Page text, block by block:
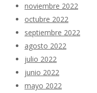
noviembre 2022
octubre 2022
septiembre 2022
agosto 2022
julio 2022
junio 2022
mayo 2022